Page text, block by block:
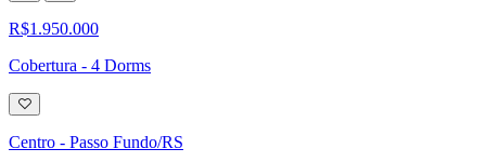
R$1.950.000
Cobertura - 4 Dorms
Adicionar
à
lista
de
Centro - Passo Fundo/RS